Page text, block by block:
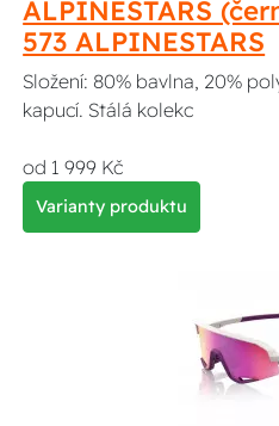
ALPINESTARS
573 ALPINESTARS
Složení: 80% bavlna, 20%
kapucí. Stálá kolekc
od 1 999 Kč
Varianty produktu